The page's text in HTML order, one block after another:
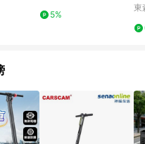
5%
踏
東